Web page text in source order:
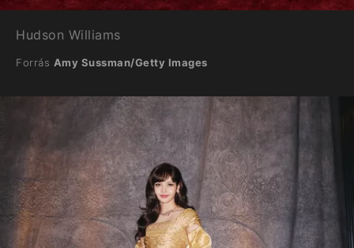
Hudson Williams
Forrás Amy Sussman/Getty Images